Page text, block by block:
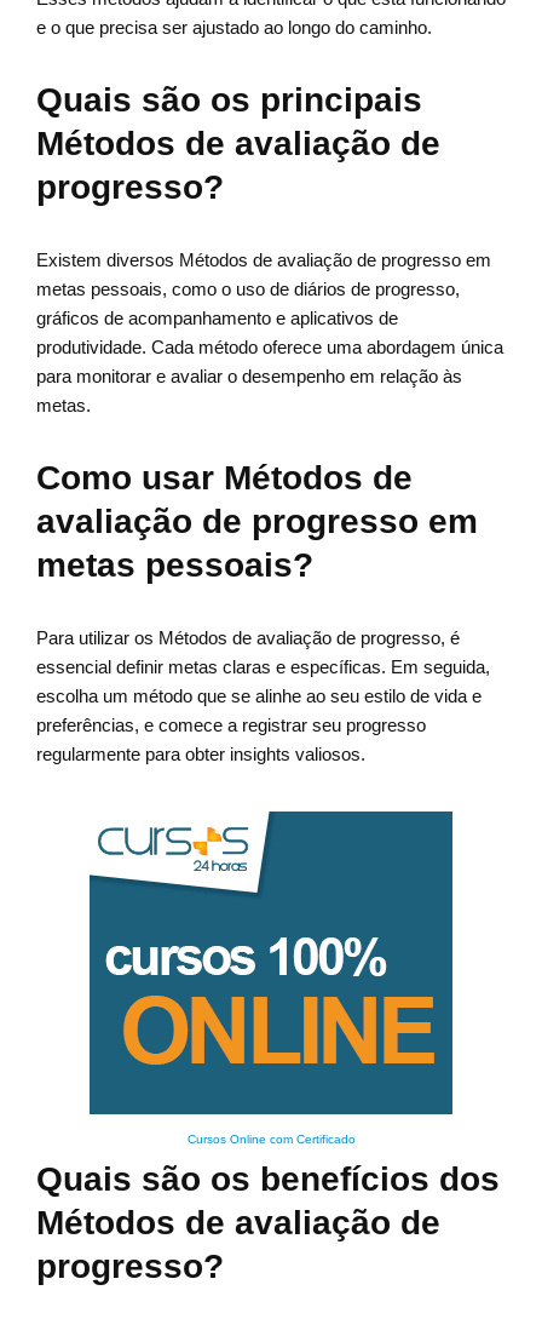
e o que precisa ser ajustado ao longo do caminho.
Quais são os principais
Métodos de avaliação de
progresso?
Existem diversos Métodos de avaliação de progresso em
metas pessoais, como o uso de diários de progresso,
gráficos de acompanhamento e aplicativos de
produtividade. Cada método oferece uma abordagem única
para monitorar e avaliar o desempenho em relação às
metas.
Como usar Métodos de
avaliação de progresso em
metas pessoais?
Para utilizar os Métodos de avaliação de progresso, é
essencial definir metas claras e específicas. Em seguida,
escolha um método que se alinhe ao seu estilo de vida e
preferências, e comece a registrar seu progresso
regularmente para obter insights valiosos.
Cursos Online com Certificado
Quais são os benefícios dos
Métodos de avaliação de
progresso?